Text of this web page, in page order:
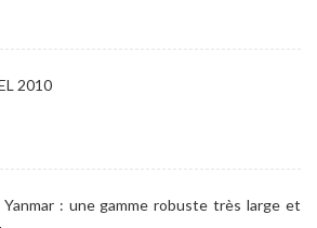
2010
: une gamme robuste très large et